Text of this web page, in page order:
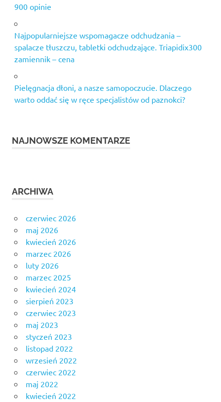
900 opinie
Najpopularniejsze wspomagacze odchudzania –
spalacze tłuszczu, tabletki odchudzające. Triapidix300
zamiennik – cena
Pielęgnacja dłoni, a nasze samopoczucie. Dlaczego
warto oddać się w ręce specjalistów od paznokci?
NAJNOWSZE KOMENTARZE
ARCHIWA
czerwiec 2026
maj 2026
kwiecień 2026
marzec 2026
luty 2026
marzec 2025
kwiecień 2024
sierpień 2023
czerwiec 2023
maj 2023
styczeń 2023
listopad 2022
wrzesień 2022
czerwiec 2022
maj 2022
kwiecień 2022